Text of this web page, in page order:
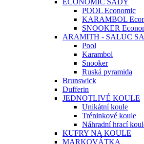
POOL Economic
KARAMBOL
SNOOKER
ARAMITH - SALUC
Pool
Karambol
Snooker
Ruská pyramida
Brunswick
Dufferin
JEDNOTLIVÉ KOULE
Unikátní koule
Tréninkové koule
Náhradní hrací
KUFRY NA KOULE
MARKOVÁTKA